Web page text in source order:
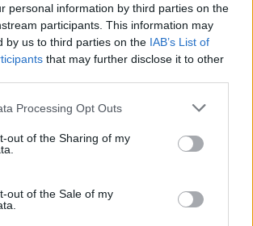
personal information by third parties on the
participants. This information may
by us to third parties on the IAB’s List of
that may further disclose it to other
Processing Opt Outs
out of the Sharing of my
out of the Sale of my